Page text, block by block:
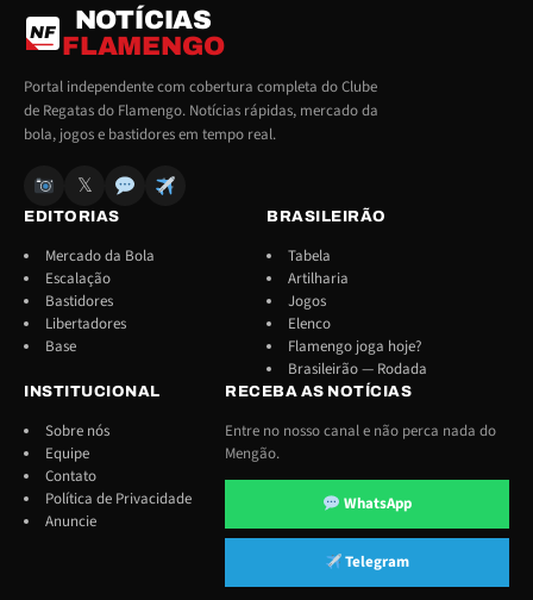
NF
NOTÍCIAS
FLAMENGO
Portal independente com cobertura completa do Clube
de Regatas do Flamengo. Notícias rápidas, mercado da
bola, jogos e bastidores em tempo real.
𝕏
EDITORIAS
Mercado da Bola
Escalação
Bastidores
Libertadores
Base
BRASILEIRÃO
Tabela
Artilharia
Jogos
Elenco
Flamengo joga hoje?
Brasileirão — Rodada
INSTITUCIONAL
Sobre nós
Equipe
Contato
Política de Privacidade
Anuncie
RECEBA AS NOTÍCIAS
Entre no nosso canal e não perca nada do
Mengão.
WhatsApp
Telegram